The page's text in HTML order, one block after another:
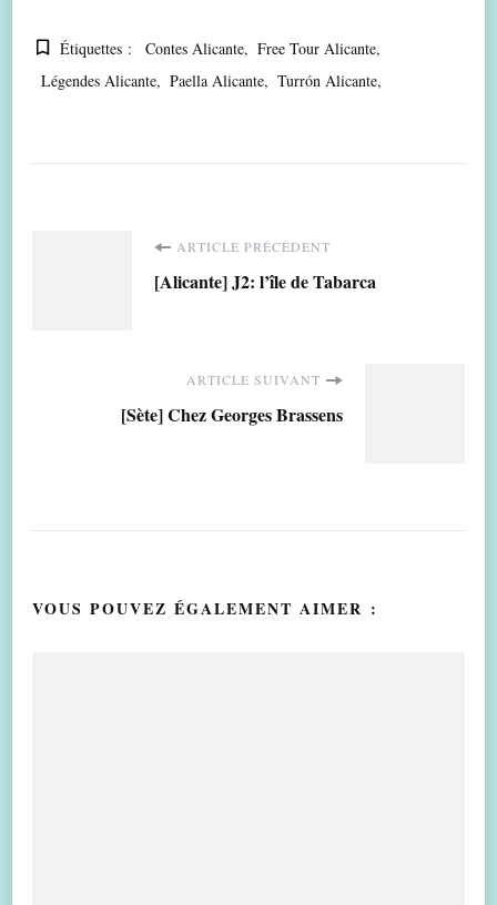
Étiquettes : Contes Alicante
Free Tour Alicante
Légendes Alicante
Paella Alicante Turrón Alicante
Navigation
d'article
ARTICLE PRÉCÉDENT
[Alicante] J2: l’île de Tabarca
ARTICLE SUIVANT
[Sète] Chez Georges Brassens
VOUS POUVEZ ÉGALEMENT AIMER :